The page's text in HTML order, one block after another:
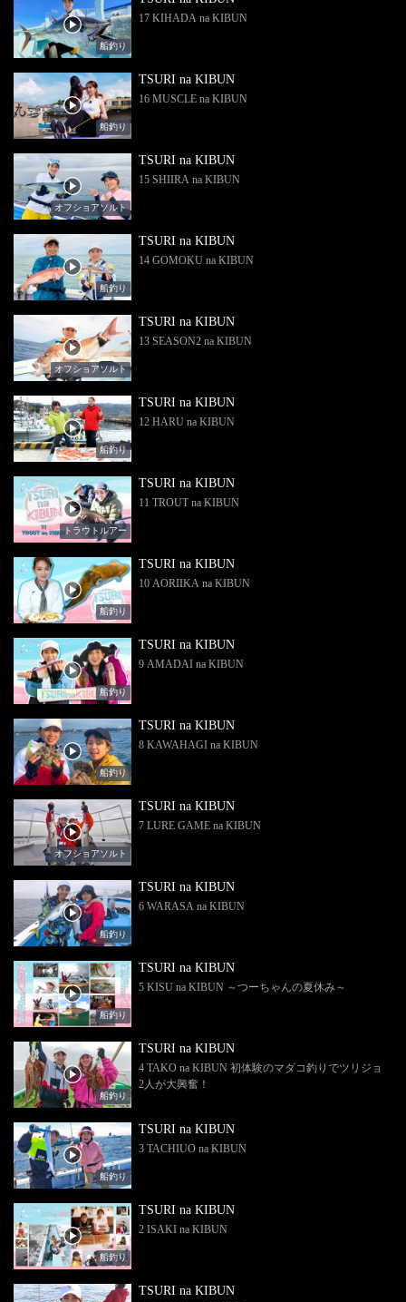
船釣り
17 KIHADA na KIBUN
船釣り
TSURI na KIBUN
16 MUSCLE na KIBUN
オフショアソルト
TSURI na KIBUN
15 SHIIRA na KIBUN
船釣り
TSURI na KIBUN
14 GOMOKU na KIBUN
オフショアソルト
TSURI na KIBUN
13 SEASON2 na KIBUN
船釣り
TSURI na KIBUN
12 HARU na KIBUN
トラウトルアー
TSURI na KIBUN
11 TROUT na KIBUN
船釣り
TSURI na KIBUN
10 AORIIKA na KIBUN
船釣り
TSURI na KIBUN
9 AMADAI na KIBUN
船釣り
TSURI na KIBUN
8 KAWAHAGI na KIBUN
オフショアソルト
TSURI na KIBUN
7 LURE GAME na KIBUN
船釣り
TSURI na KIBUN
6 WARASA na KIBUN
船釣り
TSURI na KIBUN
5 KISU na KIBUN ～つーちゃんの夏休み～
船釣り
TSURI na KIBUN
4 TAKO na KIBUN 初体験のマダコ釣りでツリジョ
2人が大興奮！
船釣り
TSURI na KIBUN
3 TACHIUO na KIBUN
船釣り
TSURI na KIBUN
2 ISAKI na KIBUN
TSURI na KIBUN